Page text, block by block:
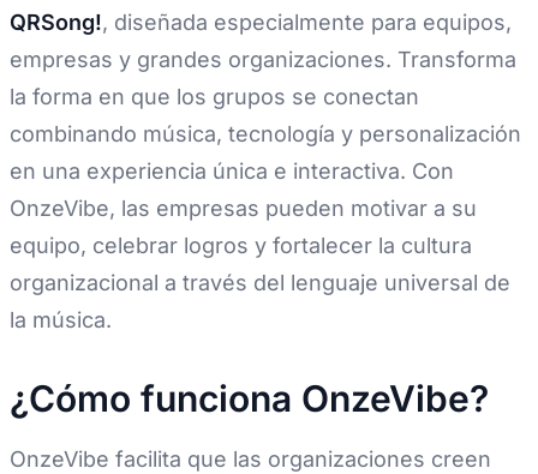
QRSong!, diseñada especialmente para equipos,
empresas y grandes organizaciones. Transforma
la forma en que los grupos se conectan
combinando música, tecnología y personalización
en una experiencia única e interactiva. Con
OnzeVibe, las empresas pueden motivar a su
equipo, celebrar logros y fortalecer la cultura
organizacional a través del lenguaje universal de
la música.
¿Cómo funciona OnzeVibe?
OnzeVibe facilita que las organizaciones creen